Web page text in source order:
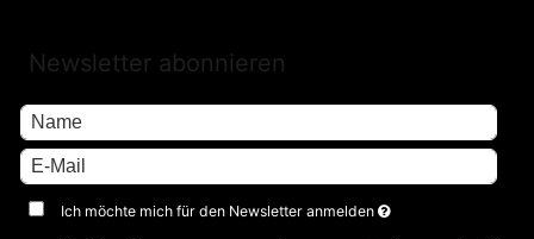
Newsletter abonnieren
Ich möchte mich für den Newsletter anmelden